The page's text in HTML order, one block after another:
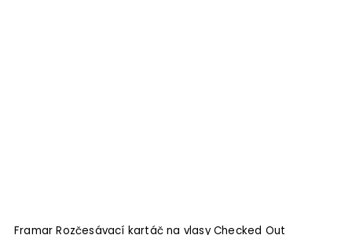
Framar Rozčesávací kartáč na vlasy Checked Out